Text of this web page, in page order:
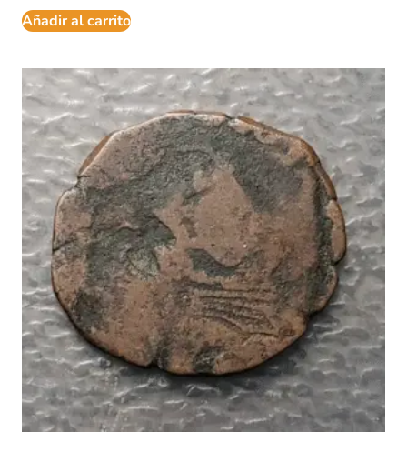
Añadir al carrito